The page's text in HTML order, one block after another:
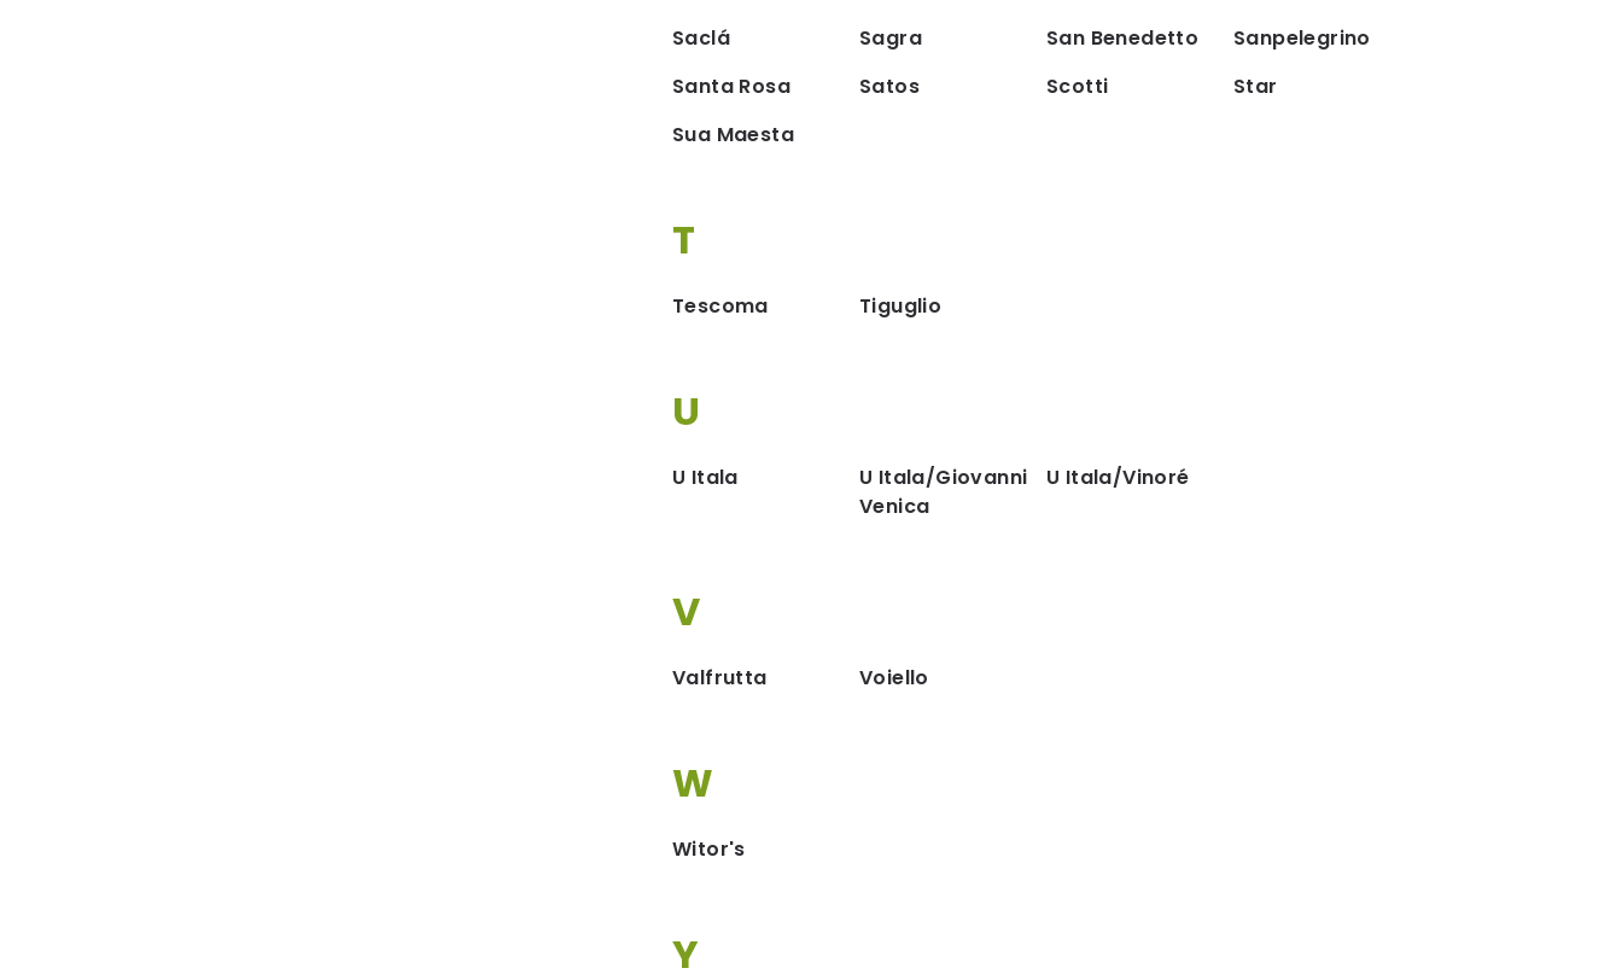
Saclá Sagra San Benedetto
Sanpelegrino
Santa Rosa
Satos Scotti
Star
Sua Maesta
T
Tescoma Tiguglio
U
U Itala
U Itala/Giovanni
Venica
U Itala/Vinoré
V
Valfrutta Voiello
W
Witor's
Y